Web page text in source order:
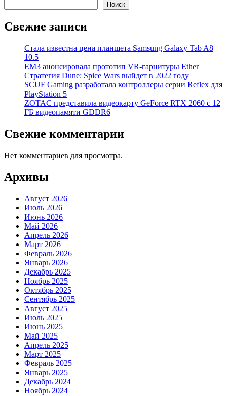
Поиск
Свежие записи
Стала известна цена планшета Samsung Galaxy Tab A8
10.5
EM3 анонсировала прототип VR-гарнитуры Ether
Стратегия Dune: Spice Wars выйдет в 2022 году
SCUF Gaming разработала контроллеры серии Reflex для
PlayStation 5
ZOTAC представила видеокарту GeForce RTX 2060 с 12
ГБ видеопамяти GDDR6
Свежие комментарии
Нет комментариев для просмотра.
Архивы
Август 2026
Июль 2026
Июнь 2026
Май 2026
Апрель 2026
Март 2026
Февраль 2026
Январь 2026
Декабрь 2025
Ноябрь 2025
Октябрь 2025
Сентябрь 2025
Август 2025
Июль 2025
Июнь 2025
Май 2025
Апрель 2025
Март 2025
Февраль 2025
Январь 2025
Декабрь 2024
Ноябрь 2024